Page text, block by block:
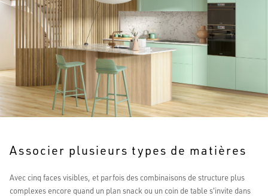
Associer plusieurs types de matières
Avec cinq faces visibles, et parfois des combinaisons de structure plus
complexes encore quand un plan snack ou un coin de table s'invite dans